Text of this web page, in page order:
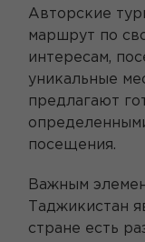
Авторские
маршрут по
интересам,
уникальные
предлагают
посещения.
Важным
Таджикистан
стране есть